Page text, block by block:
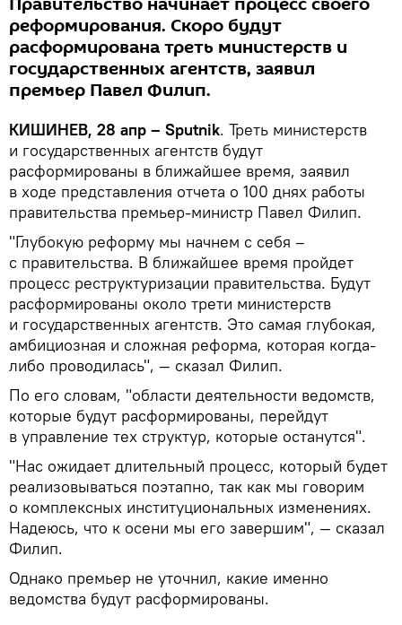
реформирования. Скоро будут
расформирована треть министерств и
государственных агентств, заявил
премьер Павел Филип.
КИШИНЕВ, 28 апр – Sputnik. Треть министерств
и государственных агентств будут
расформированы в ближайшее время, заявил
в ходе представления отчета о 100 днях работы
правительства премьер-министр Павел Филип.
"Глубокую реформу мы начнем с себя –
с правительства. В ближайшее время пройдет
процесс реструктуризации правительства. Будут
расформированы около трети министерств
и государственных агентств. Это самая глубокая,
амбициозная и сложная реформа, которая когда-
либо проводилась", — сказал Филип.
По его словам, "области деятельности ведомств,
которые будут расформированы, перейдут
в управление тех структур, которые останутся".
"Нас ожидает длительный процесс, который будет
реализовываться поэтапно, так как мы говорим
о комплексных институциональных изменениях.
Надеюсь, что к осени мы его завершим", — сказал
Филип.
Однако премьер не уточнил, какие именно
ведомства будут расформированы.